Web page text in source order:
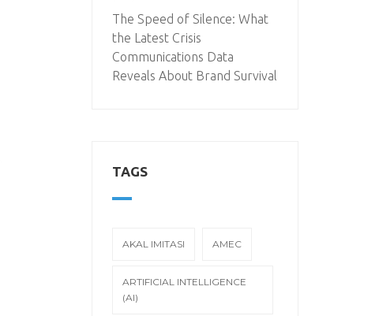
The Speed of Silence: What
the Latest Crisis
Communications Data
Reveals About Brand Survival
TAGS
AKAL IMITASI AMEC
ARTIFICIAL INTELLIGENCE
(AI)